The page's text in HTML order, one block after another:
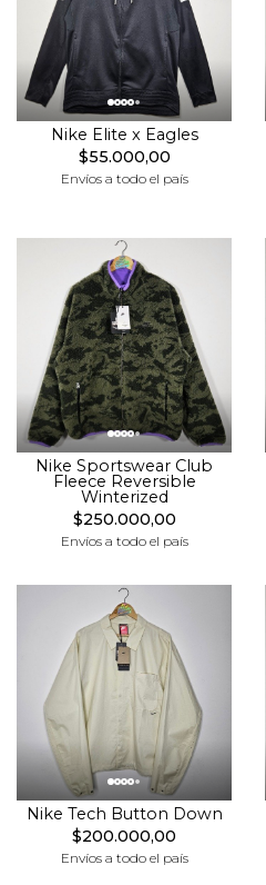
Nike Elite x Eagles
$55.000,00
Envíos a todo el país
Nike Sportswear Club
Fleece Reversible
Winterized
$250.000,00
Envíos a todo el país
Nike Tech Button Down
$200.000,00
Envíos a todo el país